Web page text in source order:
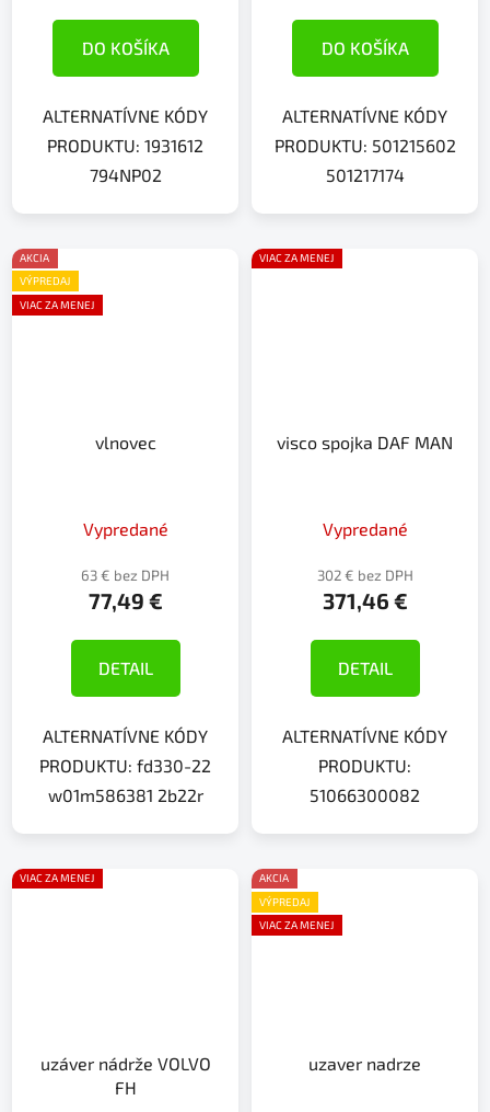
DO KOŠÍKA
ALTERNATÍVNE KÓDY
PRODUKTU: 1931612
794NP02
DO KOŠÍKA
ALTERNATÍVNE KÓDY
PRODUKTU: 501215602
501217174
AKCIA
VÝPREDAJ
VIAC ZA MENEJ
vlnovec
Vypredané
63 € bez DPH
77,49 €
DETAIL
ALTERNATÍVNE KÓDY
PRODUKTU: fd330-22
w01m586381 2b22r
VIAC ZA MENEJ
visco spojka DAF MAN
Vypredané
302 € bez DPH
371,46 €
DETAIL
ALTERNATÍVNE KÓDY
PRODUKTU:
51066300082
VIAC ZA MENEJ
uzáver nádrže VOLVO
FH
AKCIA
VÝPREDAJ
VIAC ZA MENEJ
uzaver nadrze